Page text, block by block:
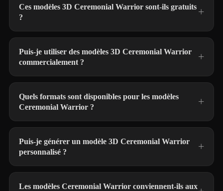
Ces modèles 3D Ceremonial Warrior sont-ils gratuits
?
Puis-je utiliser des modèles 3D Ceremonial Warrior
commercialement ?
Quels formats sont disponibles pour les modèles
Ceremonial Warrior ?
Puis-je générer un modèle 3D Ceremonial Warrior
personnalisé ?
Les modèles Ceremonial Warrior conviennent-ils aux